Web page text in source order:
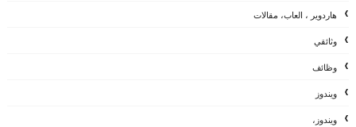
هاردوير ، العاب، مقالات
وثائقي
وظائف
ويندوز
ويندوز،